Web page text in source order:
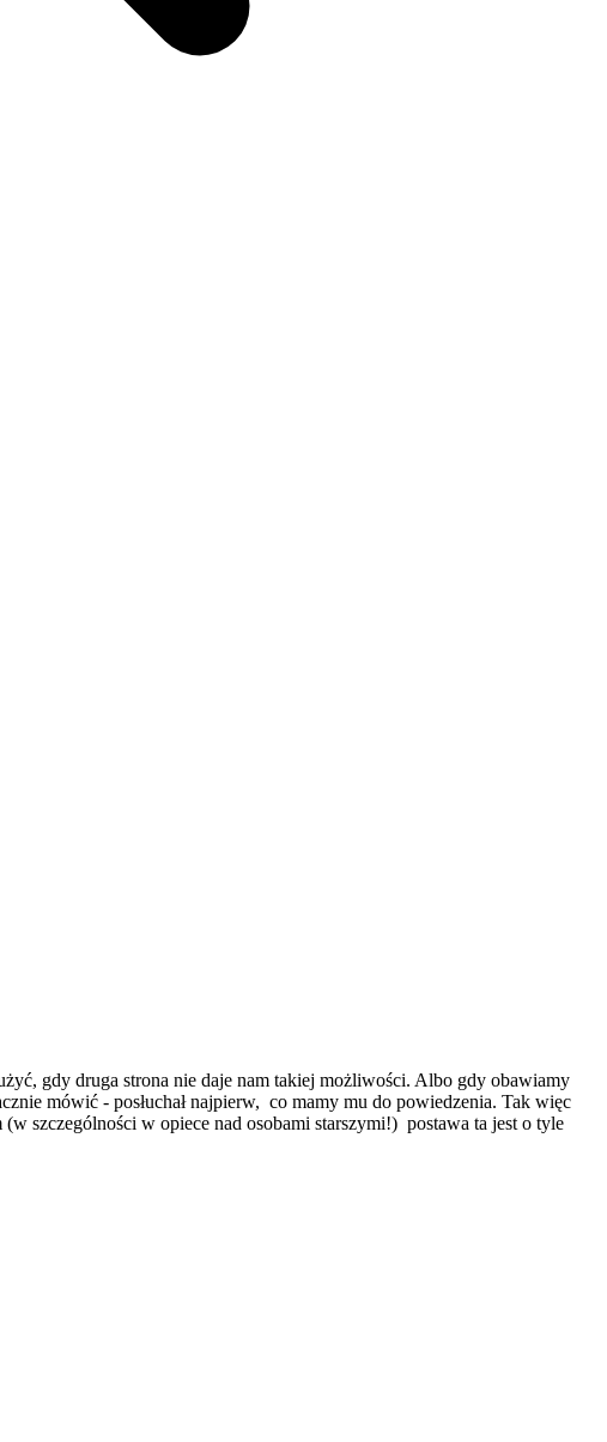
gdy druga strona nie daje nam takiej możliwości. Albo gdy obawiamy
mówić - posłuchał najpierw, co mamy mu do powiedzenia. Tak więc
szczególności w opiece nad osobami starszymi!) postawa ta jest o tyle